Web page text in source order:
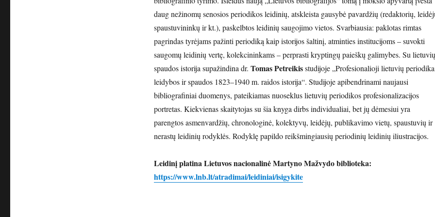
daug nežinomų senosios periodikos leidinių, atskleista gausybė pavardžių (redaktorių,
spaustuvininkų ir kt.), paskelbtos leidinių saugojimo vietos. Svarbiausia: paklotas rimtas
pagrindas tyrėjams pažinti periodiką kaip istorijos šaltinį, atminties institucijoms – suvokti
saugomų leidinių vertę, kolekcininkams – perprasti kryptingų paieškų galimybes. Su lietuvių
spaudos istorija supažindina dr. Tomas Petreikisstudijoje „Profesionalioji lietuvių
leidybos ir spaudos 1823–1940 m. raidos istorija“. Studijoje apibendrinami naujausi
bibliografiniai duomenys, pateikiamas nuoseklus lietuvių periodikos profesionalizacijos
portretas. Kiekvienas skaitytojas su šia knyga dirbs individualiai, bet jų dėmesiui yra
parengtos asmenvardžių, chronologinė, kolektyvų, leidėjų, publikavimo vietų, spaustuvių ir
nerastų leidinių rodyklės. Rodyklę papildo reikšmingiausių periodinių leidinių iliustracijos.
Leidinį platina Lietuvos nacionalinė Martyno Mažvydo biblioteka:
https://www.lnb.lt/atradimai/leidiniai/isigykite